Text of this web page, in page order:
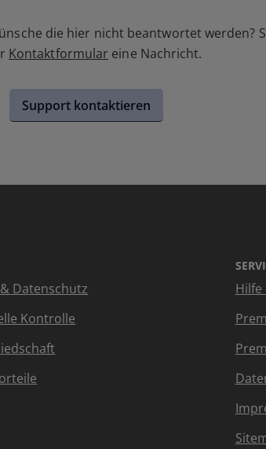
die hier nicht beantwortet werden?
Kontaktformular eine Nachricht.
Support kontaktieren
Datenschutz
Kontrolle